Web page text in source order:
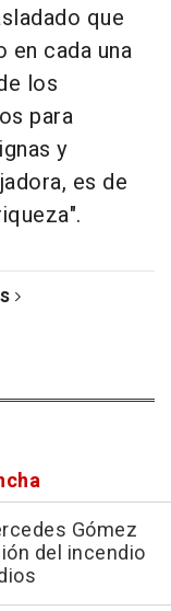
que
en cada una
los
para
y
es de
Gómez
del incendio